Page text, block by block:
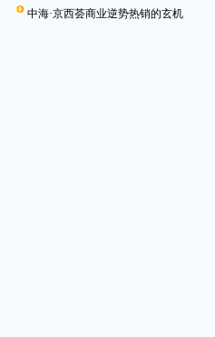
中海·京西荟商业逆势热销的玄机